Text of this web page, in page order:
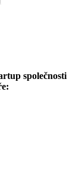
společnosti